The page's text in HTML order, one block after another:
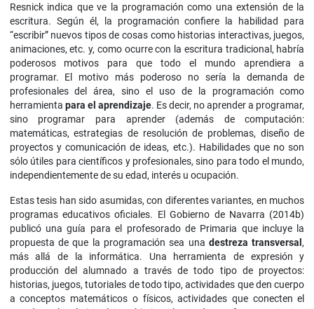
Resnick indica que ve la programación como una extensión de la
escritura. Según él, la programación confiere la habilidad para
“escribir” nuevos tipos de cosas como historias interactivas, juegos,
animaciones, etc. y, como ocurre con la escritura tradicional, habría
poderosos motivos para que todo el mundo aprendiera a
programar. El motivo más poderoso no sería la demanda de
profesionales del área, sino el uso de la programación como
herramienta para el aprendizaje. Es decir, no aprender a programar,
sino programar para aprender (además de computación:
matemáticas, estrategias de resolución de problemas, diseño de
proyectos y comunicación de ideas, etc.). Habilidades que no son
sólo útiles para científicos y profesionales, sino para todo el mundo,
independientemente de su edad, interés u ocupación.
Estas tesis han sido asumidas, con diferentes variantes, en muchos
programas educativos oficiales. El Gobierno de Navarra (2014b)
publicó una guía para el profesorado de Primaria que incluye la
propuesta de que la programación sea unadestreza transversal ,
más allá de la informática. Una herramienta de expresión y
producción del alumnado a través de todo tipo de proyectos:
historias, juegos, tutoriales de todo tipo, actividades que den cuerpo
a conceptos matemáticos o físicos, actividades que conecten el